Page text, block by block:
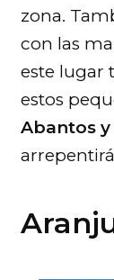
zona.
con las
este lugar
estos
Abantos